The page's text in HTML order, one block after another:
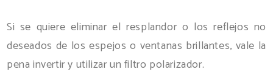
Si se quiere eliminar el resplandor o los reflejos no
deseados de los espejos o ventanas brillantes, vale la
pena invertir y utilizar un filtro polarizador.